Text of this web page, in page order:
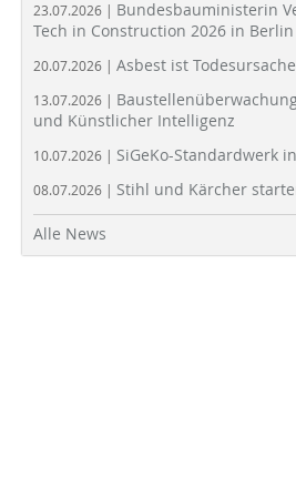
23.07.2026 | Bundesbauministerin
Tech in Construction 2026 in Berlin
20.07.2026 | Asbest ist
13.07.2026 |
und Künstlicher Intelligenz
10.07.2026 | SiGeKo-Standardwerk
08.07.2026 | Stihl und Kärcher
Alle News